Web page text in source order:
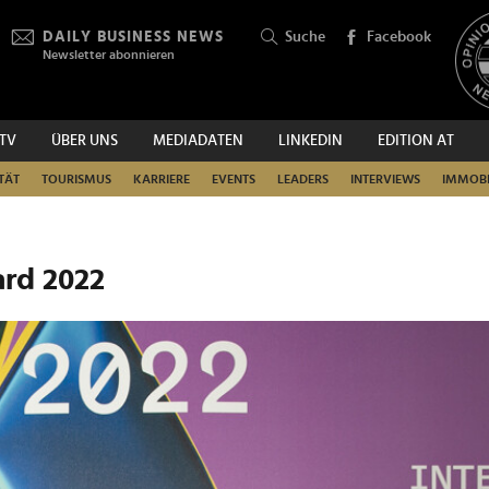
DAILY BUSINESS NEWS
Newsletter abonnieren
Suche Facebook
ÜBER UNS MEDIADATEN LINKEDIN EDITION AT
TOURISMUS KARRIERE EVENTS LEADERS INTERVIEWS
SUCHEN
2022